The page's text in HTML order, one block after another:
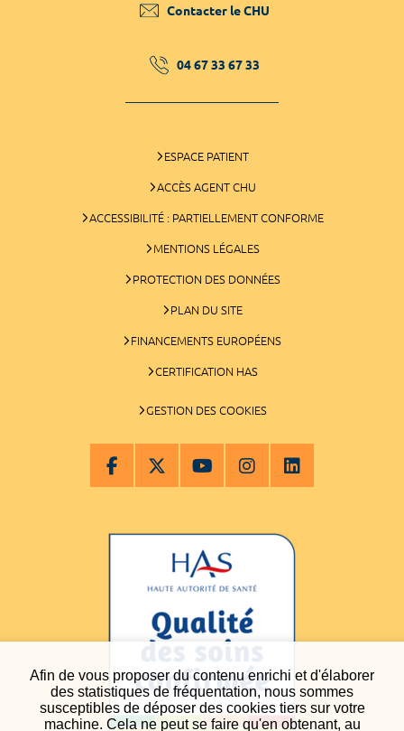
Afin de vous proposer du contenu enrichi et d'élaborer
des statistiques de fréquentation, nous sommes
susceptibles de déposer des cookies tiers sur votre
machine. Cela ne peut se faire qu'en obtenant, au
Contacter le CHU
04 67 33 67 33
ESPACE PATIENT
ACCÈS AGENT CHU
ACCESSIBILITÉ : PARTIELLEMENT CONFORME
MENTIONS LÉGALES
PROTECTION DES DONNÉES
PLAN DU SITE
FINANCEMENTS EUROPÉENS
CERTIFICATION HAS
GESTION DES COOKIES